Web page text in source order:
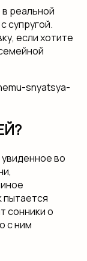
реальной
супругой.
если хотите
snyatsya-
во
пытается
сонники о
с ним